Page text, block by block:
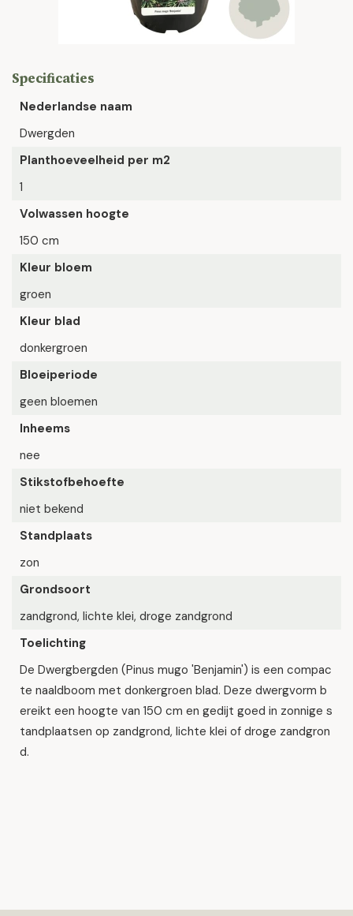
Specificaties
Nederlandse naam
Dwergden
Planthoeveelheid per m2
1
Volwassen hoogte
150 cm
Kleur bloem
groen
Kleur blad
donkergroen
Bloeiperiode
geen bloemen
Inheems
nee
Stikstofbehoefte
niet bekend
Standplaats
zon
Grondsoort
zandgrond, lichte klei, droge zandgrond
Toelichting
De Dwergbergden (Pinus mugo 'Benjamin') is een compac
te naaldboom met donkergroen blad. Deze dwergvorm b
ereikt een hoogte van 150 cm en gedijt goed in zonnige s
tandplaatsen op zandgrond, lichte klei of droge zandgron
d.